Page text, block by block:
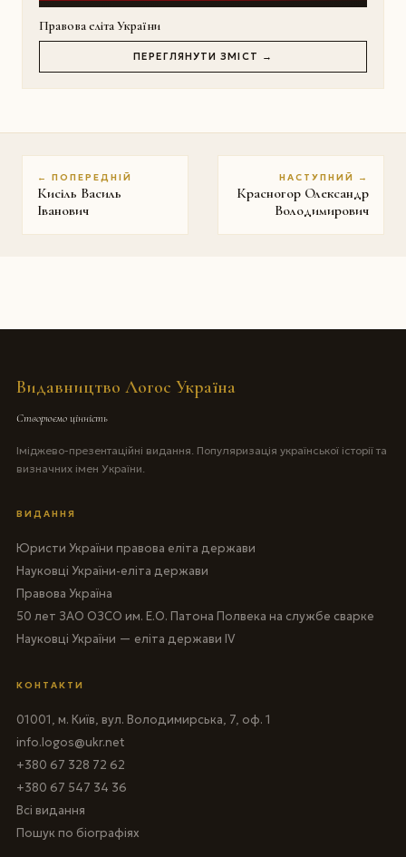
Правова еліта України
ПЕРЕГЛЯНУТИ ЗМІСТ →
← ПОПЕРЕДНІЙ
Кисіль Василь
Іванович
НАСТУПНИЙ →
Красногор Олександр
Володимирович
Видавництво Логос Україна
Створюємо цінність
Іміджево-презентаційні видання. Популяризація української історії та
визначних імен України.
ВИДАННЯ
Юристи України правова еліта держави
Науковці України-еліта держави
Правова Україна
50 лет ЗАО ОЗСО им. Е.О. Патона Полвека на службе сварке
Науковці України — еліта держави IV
КОНТАКТИ
01001, м. Київ, вул. Володимирська, 7, оф. 1
info.logos@ukr.net
+380 67 328 72 62
+380 67 547 34 36
Всі видання
Пошук по біографіях